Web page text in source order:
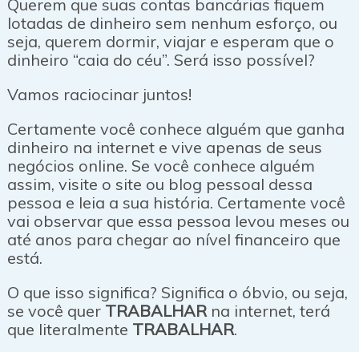
Querem que suas contas bancárias fiquem
lotadas de dinheiro sem nenhum esforço, ou
seja, querem dormir, viajar e esperam que o
dinheiro “caia do céu”. Será isso possível?
Vamos raciocinar juntos!
Certamente você conhece alguém que ganha
dinheiro na internet e vive apenas de seus
negócios online. Se você conhece alguém
assim, visite o site ou blog pessoal dessa
pessoa e leia a sua história. Certamente você
vai observar que essa pessoa levou meses ou
até anos para chegar ao nível financeiro que
está.
O que isso significa? Significa o óbvio, ou seja,
se você quer TRABALHARna internet, terá
que literalmente TRABALHAR.